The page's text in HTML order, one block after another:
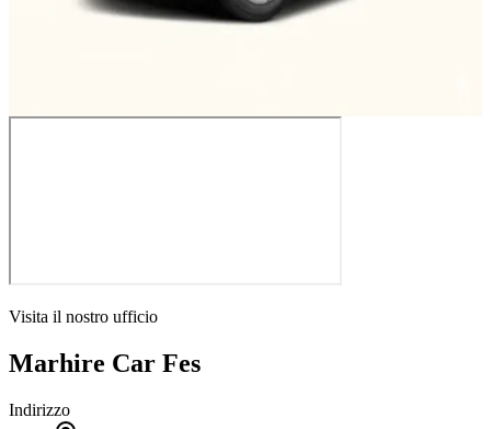
Visita il nostro ufficio
Marhire Car Fes
Indirizzo